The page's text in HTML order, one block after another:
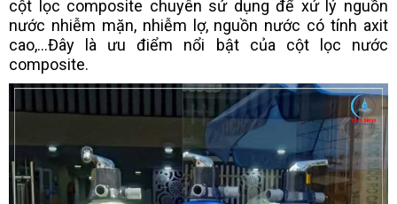
cột lọc composite chuyên sử dụng để xử lý nguồn
nước nhiễm mặn, nhiễm lợ, nguồn nước có tính axit
cao,...Đây là ưu điểm nổi bật của cột lọc nước
composite.